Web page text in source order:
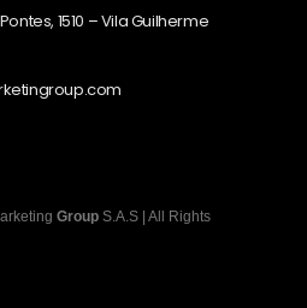
1510 – Vila Guilherme
Group S.A.S | All Rights